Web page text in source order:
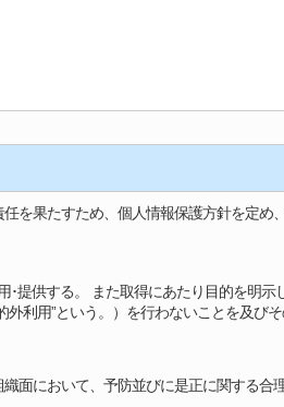
を果たすため、個人情報保護方針を定め
提供する。 また取得にあたり目的を明示
利用”という。）を行わないことを及び
面において、予防並びに是正に関する合